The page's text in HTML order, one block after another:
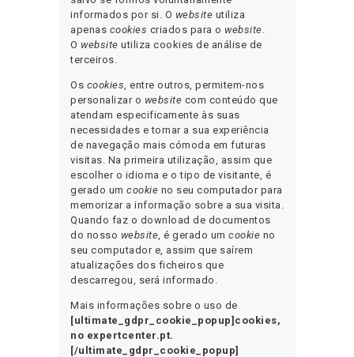
informados por si. O website utiliza
apenas cookies criados para o website.
O website utiliza cookies de análise de
terceiros.
Os cookies, entre outros, permitem-nos
personalizar o website com conteúdo que
atendam especificamente às suas
necessidades e tornar a sua experiência
de navegação mais cómoda em futuras
visitas. Na primeira utilização, assim que
escolher o idioma e o tipo de visitante, é
gerado um cookie no seu computador para
memorizar a informação sobre a sua visita.
Quando faz o download de documentos
do nosso website, é gerado um cookie no
seu computador e, assim que saírem
atualizações dos ficheiros que
descarregou, será informado.
Mais informações sobre o uso de
[ultimate_gdpr_cookie_popup]cookies,
no expertcenter.pt.
[/ultimate_gdpr_cookie_popup]